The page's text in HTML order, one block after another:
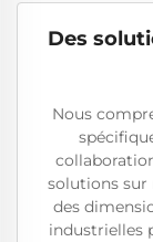
Des
Nous
solutions sur
des
industrielles